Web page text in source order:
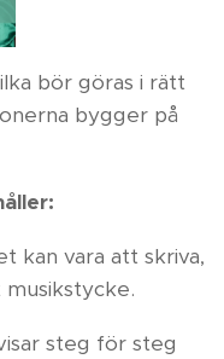
bör göras i rätt
bygger på
kan vara att skriva,
steg för steg